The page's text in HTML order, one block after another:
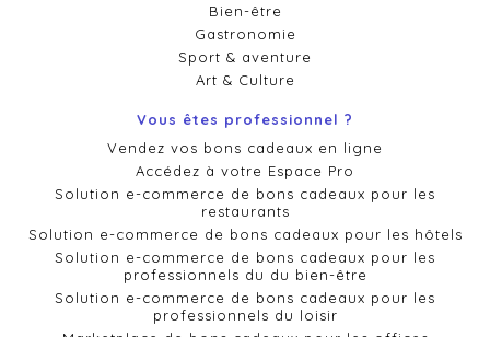
Bien-être
Gastronomie
Sport & aventure
Art & Culture
Vous êtes professionnel ?
Vendez vos bons cadeaux en ligne
Accédez à votre Espace Pro
Solution e-commerce de bons cadeaux pour les
restaurants
Solution e-commerce de bons cadeaux pour les hôtels
Solution e-commerce de bons cadeaux pour les
professionnels du du bien-être
Solution e-commerce de bons cadeaux pour les
professionnels du loisir